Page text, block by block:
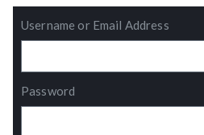
Username or Email Address
Password